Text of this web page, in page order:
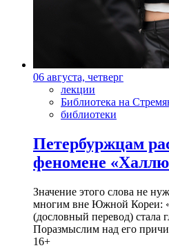
06 августа, четверг
лекции
Библиотека на
библиотеки
Петербуржцам
феномене
Значение этого слова не
многим вне Южной Кореи:
(дословный перевод) стала
Поразмыслим над его
16+